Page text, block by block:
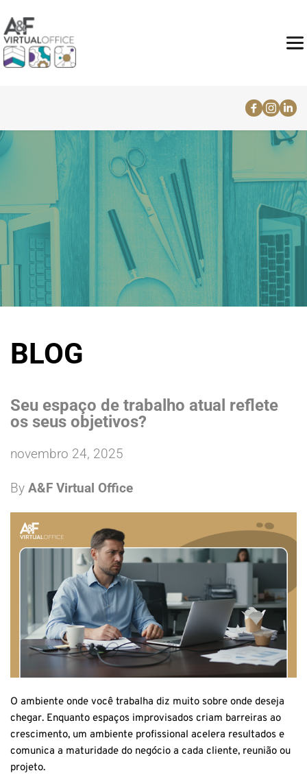
BLOG
Seu espaço de trabalho atual reflete
os seus objetivos?
novembro 24, 2025
By A&F Virtual Office
O ambiente onde você trabalha diz muito sobre onde deseja
chegar. Enquanto espaços improvisados criam barreiras ao
crescimento, um ambiente profissional acelera resultados e
comunica a maturidade do negócio a cada cliente, reunião ou
projeto.